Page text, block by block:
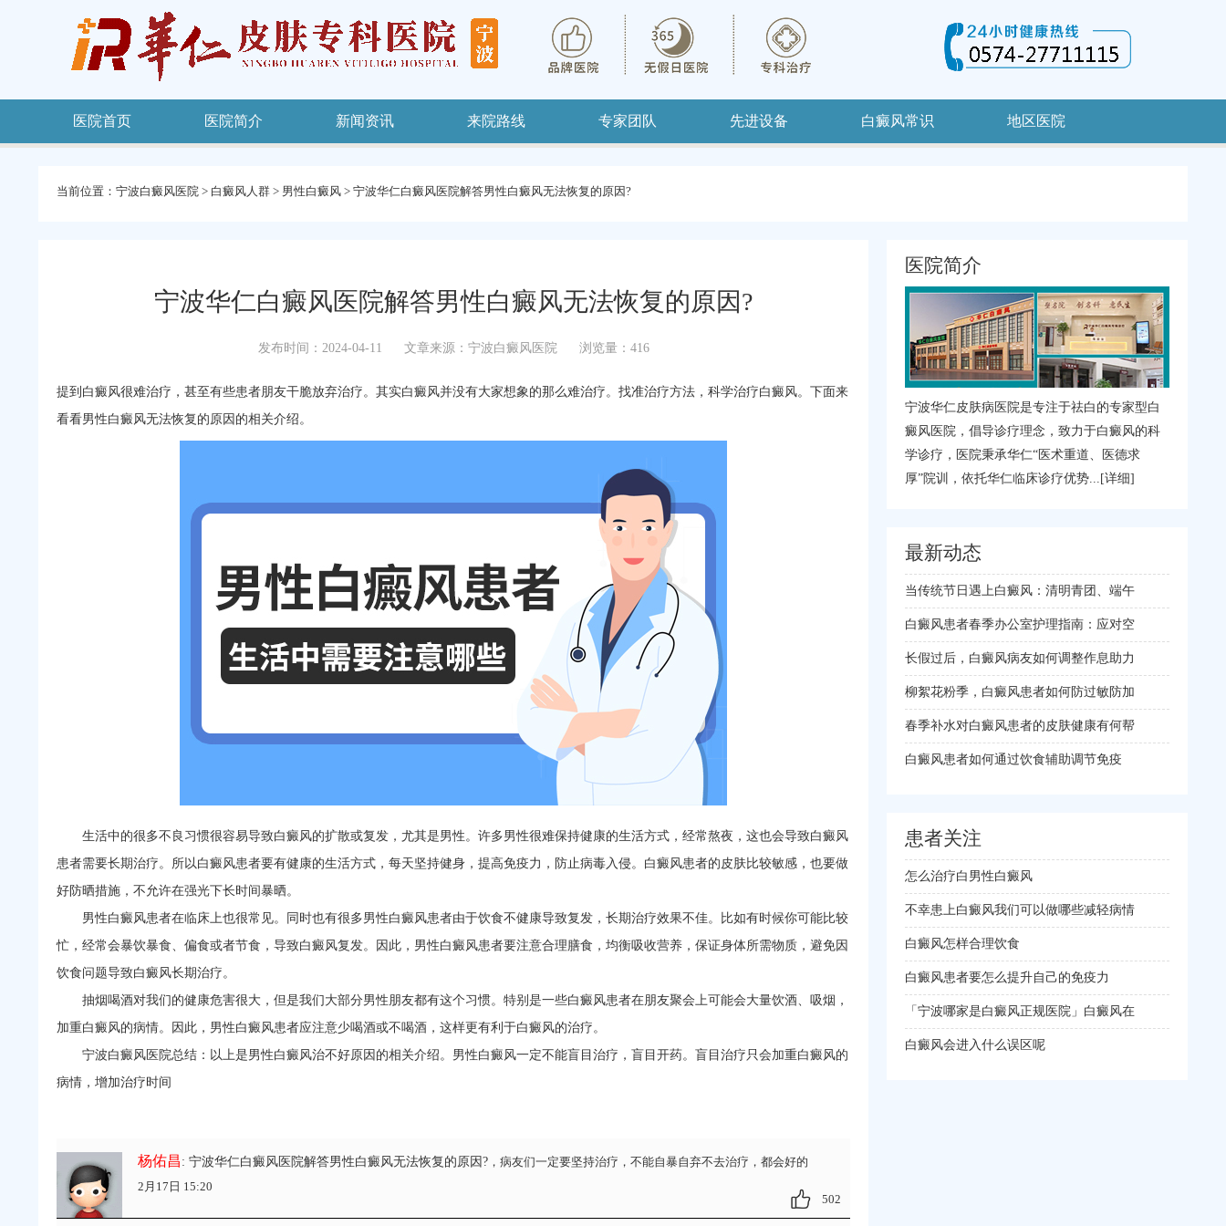
医院首页 医院简介 新闻资讯 来院路线 专家团队 先进设备 白癜风常识 地区医院
当前位置： 宁波白癜风医院 > 白癜风人群 > 男性白癜风 > 宁波华仁白癜风医院解答男性白癜风无法恢复的原因?
宁波华仁白癜风医院解答男性白癜风无法恢复的原因?
发布时间：2024-04-11 文章来源：宁波白癜风医院 浏览量：416
提到白癜风很难治疗，甚至有些患者朋友干脆放弃治疗。其实白癜风并没有大家想象的那么难治疗。找准治疗方法，科学治疗白癜风。下面来
看看男性白癜风无法恢复的原因的相关介绍。
生活中的很多不良习惯很容易导致白癜风的扩散或复发，尤其是男性。许多男性很难保持健康的生活方式，经常熬夜，这也会导致白癜风
患者需要长期治疗。所以白癜风患者要有健康的生活方式，每天坚持健身，提高免疫力，防止病毒入侵。白癜风患者的皮肤比较敏感，也要做
好防晒措施，不允许在强光下长时间暴晒。
男性白癜风患者在临床上也很常见。同时也有很多男性白癜风患者由于饮食不健康导致复发，长期治疗效果不佳。比如有时候你可能比较
忙，经常会暴饮暴食、偏食或者节食，导致白癜风复发。因此，男性白癜风患者要注意合理膳食，均衡吸收营养，保证身体所需物质，避免因
饮食问题导致白癜风长期治疗。
抽烟喝酒对我们的健康危害很大，但是我们大部分男性朋友都有这个习惯。特别是一些白癜风患者在朋友聚会上可能会大量饮酒、吸烟，
加重白癜风的病情。因此，男性白癜风患者应注意少喝酒或不喝酒，这样更有利于白癜风的治疗。
宁波白癜风医院总结：以上是男性白癜风治不好原因的相关介绍。男性白癜风一定不能盲目治疗，盲目开药。盲目治疗只会加重白癜风的
病情，增加治疗时间
杨佑昌 : 宁波华仁白癜风医院解答男性白癜风无法恢复的原因?，病友们一定要坚持治疗，不能自暴自弃不去治疗，都会好的
2月17日 15:20
502
医院简介
宁波华仁皮肤病医院是专注于祛白的专家型白
癜风医院，倡导诊疗理念，致力于白癜风的科
学诊疗，医院秉承华仁“医术重道、医德求
厚”院训，依托华仁临床诊疗优势... [详细]
最新动态
当传统节日遇上白癜风：清明青团、端午
白癜风患者春季办公室护理指南：应对空
长假过后，白癜风病友如何调整作息助力
柳絮花粉季，白癜风患者如何防过敏防加
春季补水对白癜风患者的皮肤健康有何帮
白癜风患者如何通过饮食辅助调节免疫
患者关注
怎么治疗白男性白癜风
不幸患上白癜风我们可以做哪些减轻病情
白癜风怎样合理饮食
白癜风患者要怎么提升自己的免疫力
「宁波哪家是白癜风正规医院」白癜风在
白癜风会进入什么误区呢